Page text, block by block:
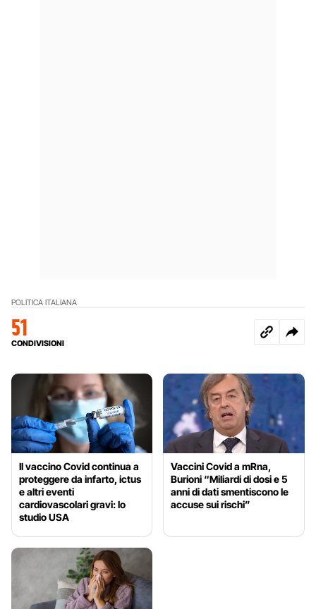
POLITICA ITALIANA
51
CONDIVISIONI
Il vaccino Covid continua a
proteggere da infarto, ictus
e altri eventi
cardiovascolari gravi: lo
studio USA
Vaccini Covid a mRna,
Burioni “Miliardi di dosi e 5
anni di dati smentiscono le
accuse sui rischi”